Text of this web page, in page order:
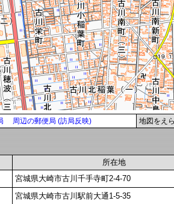
周辺の郵便局 (訪局反映) 地図をえ
所在地
宮城県大崎市古川千手寺町2-4-70
宮城県大崎市古川駅前大通1-5-35